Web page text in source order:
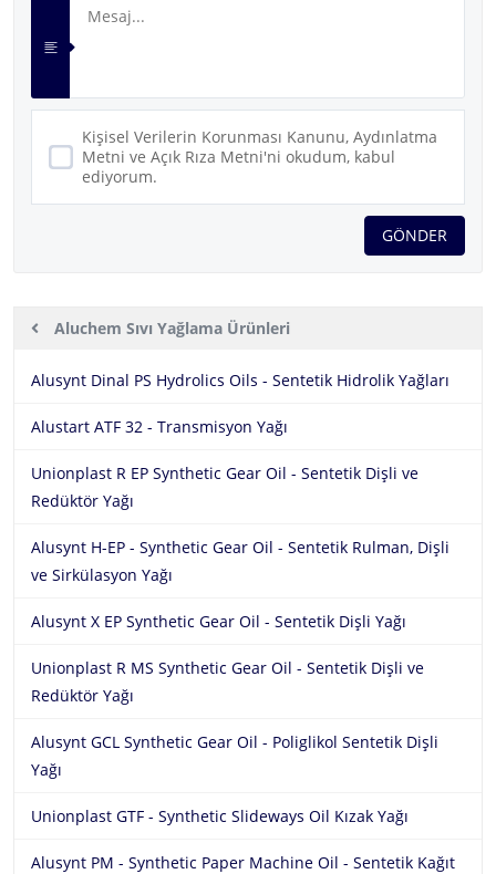
Kişisel Verilerin Korunması Kanunu, Aydınlatma
Metni ve Açık Rıza Metni'ni okudum, kabul
ediyorum.
GÖNDER
Hakkımızda
Ürünler
Ürünler
Aluchem
Aluchem
Aluchem Sıvı Yağlama Ürünleri
Aluchem Sıvı Yağlama Ürünleri
Alusynt Dinal PS Hydrolics Oils - Sentetik Hidrolik Yağları
Alustart ATF 32 - Transmisyon Yağı
Unionplast R EP Synthetic Gear Oil - Sentetik Dişli ve
Redüktör Yağı
Alusynt H-EP - Synthetic Gear Oil - Sentetik Rulman, Dişli
ve Sirkülasyon Yağı
Alusynt X EP Synthetic Gear Oil - Sentetik Dişli Yağı
Unionplast R MS Synthetic Gear Oil - Sentetik Dişli ve
Redüktör Yağı
Alusynt GCL Synthetic Gear Oil - Poliglikol Sentetik Dişli
Yağı
Unionplast GTF - Synthetic Slideways Oil Kızak Yağı
Alusynt PM - Synthetic Paper Machine Oil - Sentetik Kağıt
Aluchem Gres Yağlama Ürünleri
Aluchem Teknik Bakım Ürünleri
Fluitec
EG-Chem
Sektörler
İletişim